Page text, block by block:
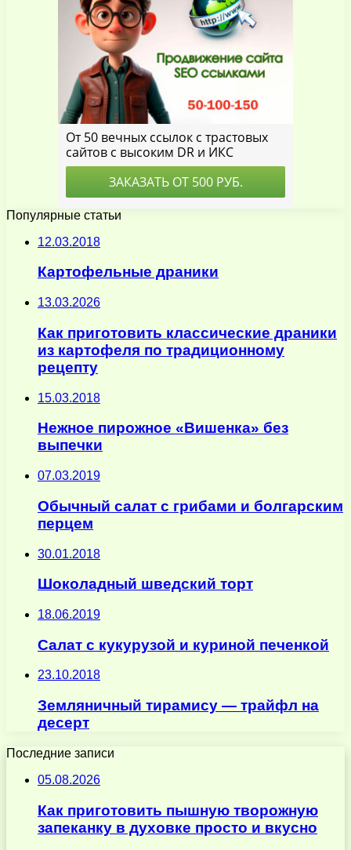
Популярные статьи
12.03.2018
Картофельные драники
13.03.2026
Как приготовить классические драники
из картофеля по традиционному
рецепту
15.03.2018
Нежное пирожное «Вишенка» без
выпечки
07.03.2019
Обычный салат с грибами и болгарским
перцем
30.01.2018
Шоколадный шведский торт
18.06.2019
Салат с кукурузой и куриной печенкой
23.10.2018
Земляничный тирамису — трайфл на
десерт
Последние записи
05.08.2026
Как приготовить пышную творожную
запеканку в духовке просто и вкусно